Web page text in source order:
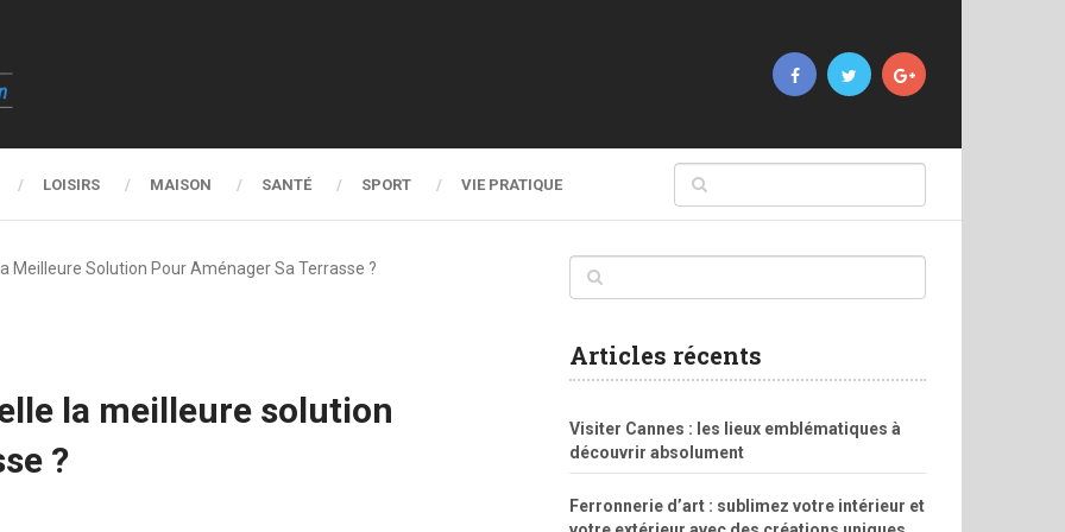
LOISIRS MAISON SANTÉ SPORT VIE PRATIQUE
Meilleure Solution Pour Aménager Sa Terrasse ?
la meilleure solution
?
Articles récents
Visiter Cannes : les lieux emblématiques à
découvrir absolument
Ferronnerie d’art : sublimez votre intérieur et